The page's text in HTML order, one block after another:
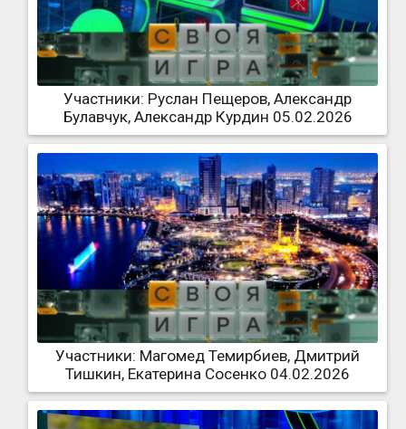
Участники: Руслан Пещеров, Александр
Булавчук, Александр Курдин 05.02.2026
Участники: Магомед Темирбиев, Дмитрий
Тишкин, Екатерина Сосенко 04.02.2026